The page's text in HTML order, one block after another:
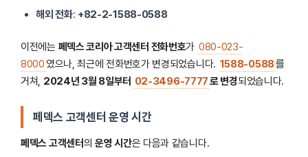
해외 전화: +82-2-1588-0588
이전에는 페덱스 코리아 고객센터 전화번호가 080-023-
8000 였으나, 최근에 전화번호가 변경되었습니다. 1588-0588를
거쳐, 2024년 3월 8일부터 02-3496-7777로 변경되었습니다.
페덱스 고객센터 운영 시간
페덱스 고객센터의운영 시간은 다음과 같습니다.